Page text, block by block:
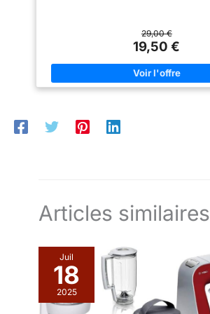
29,00 €
19,50 €
Articles similaires
Juil
18
2025